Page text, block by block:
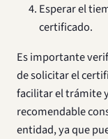
Esperar el
certificado.
Es importante
de solicitar el
facilitar el trámite
recomendable
entidad, ya que